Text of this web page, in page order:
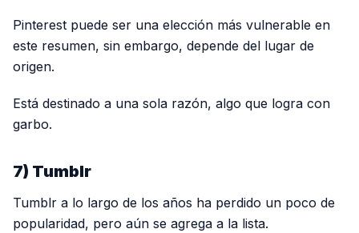
Pinterest puede ser una elección más vulnerable en
este resumen, sin embargo, depende del lugar de
origen.
Está destinado a una sola razón, algo que logra con
garbo.
7) Tumblr
Tumblr a lo largo de los años ha perdido un poco de
popularidad, pero aún se agrega a la lista.